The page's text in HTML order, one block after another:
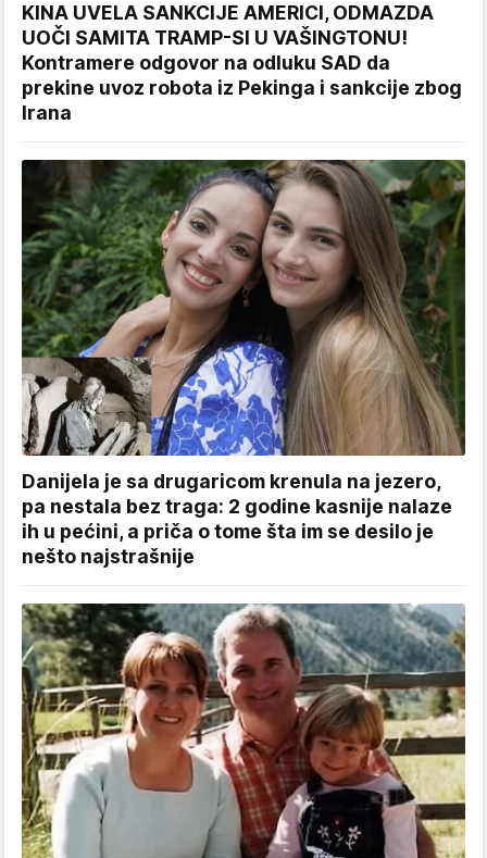
KINA UVELA SANKCIJE AMERICI, ODMAZDA
UOČI SAMITA TRAMP-SI U VAŠINGTONU!
Kontramere odgovor na odluku SAD da
prekine uvoz robota iz Pekinga i sankcije zbog
Irana
Danijela je sa drugaricom krenula na jezero,
pa nestala bez traga: 2 godine kasnije nalaze
ih u pećini, a priča o tome šta im se desilo je
nešto najstrašnije